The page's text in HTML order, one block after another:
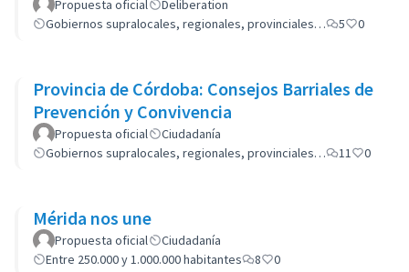
Propuesta oficial
Deliberation
Gobiernos supralocales, regionales, provinciales…
5 0
Provincia de Córdoba: Consejos Barriales de
Prevención y Convivencia
Propuesta oficial
Ciudadanía
Gobiernos supralocales, regionales, provinciales…
11 0
Mérida nos une
Propuesta oficial
Ciudadanía
Entre 250.000 y 1.000.000 habitantes
8 0